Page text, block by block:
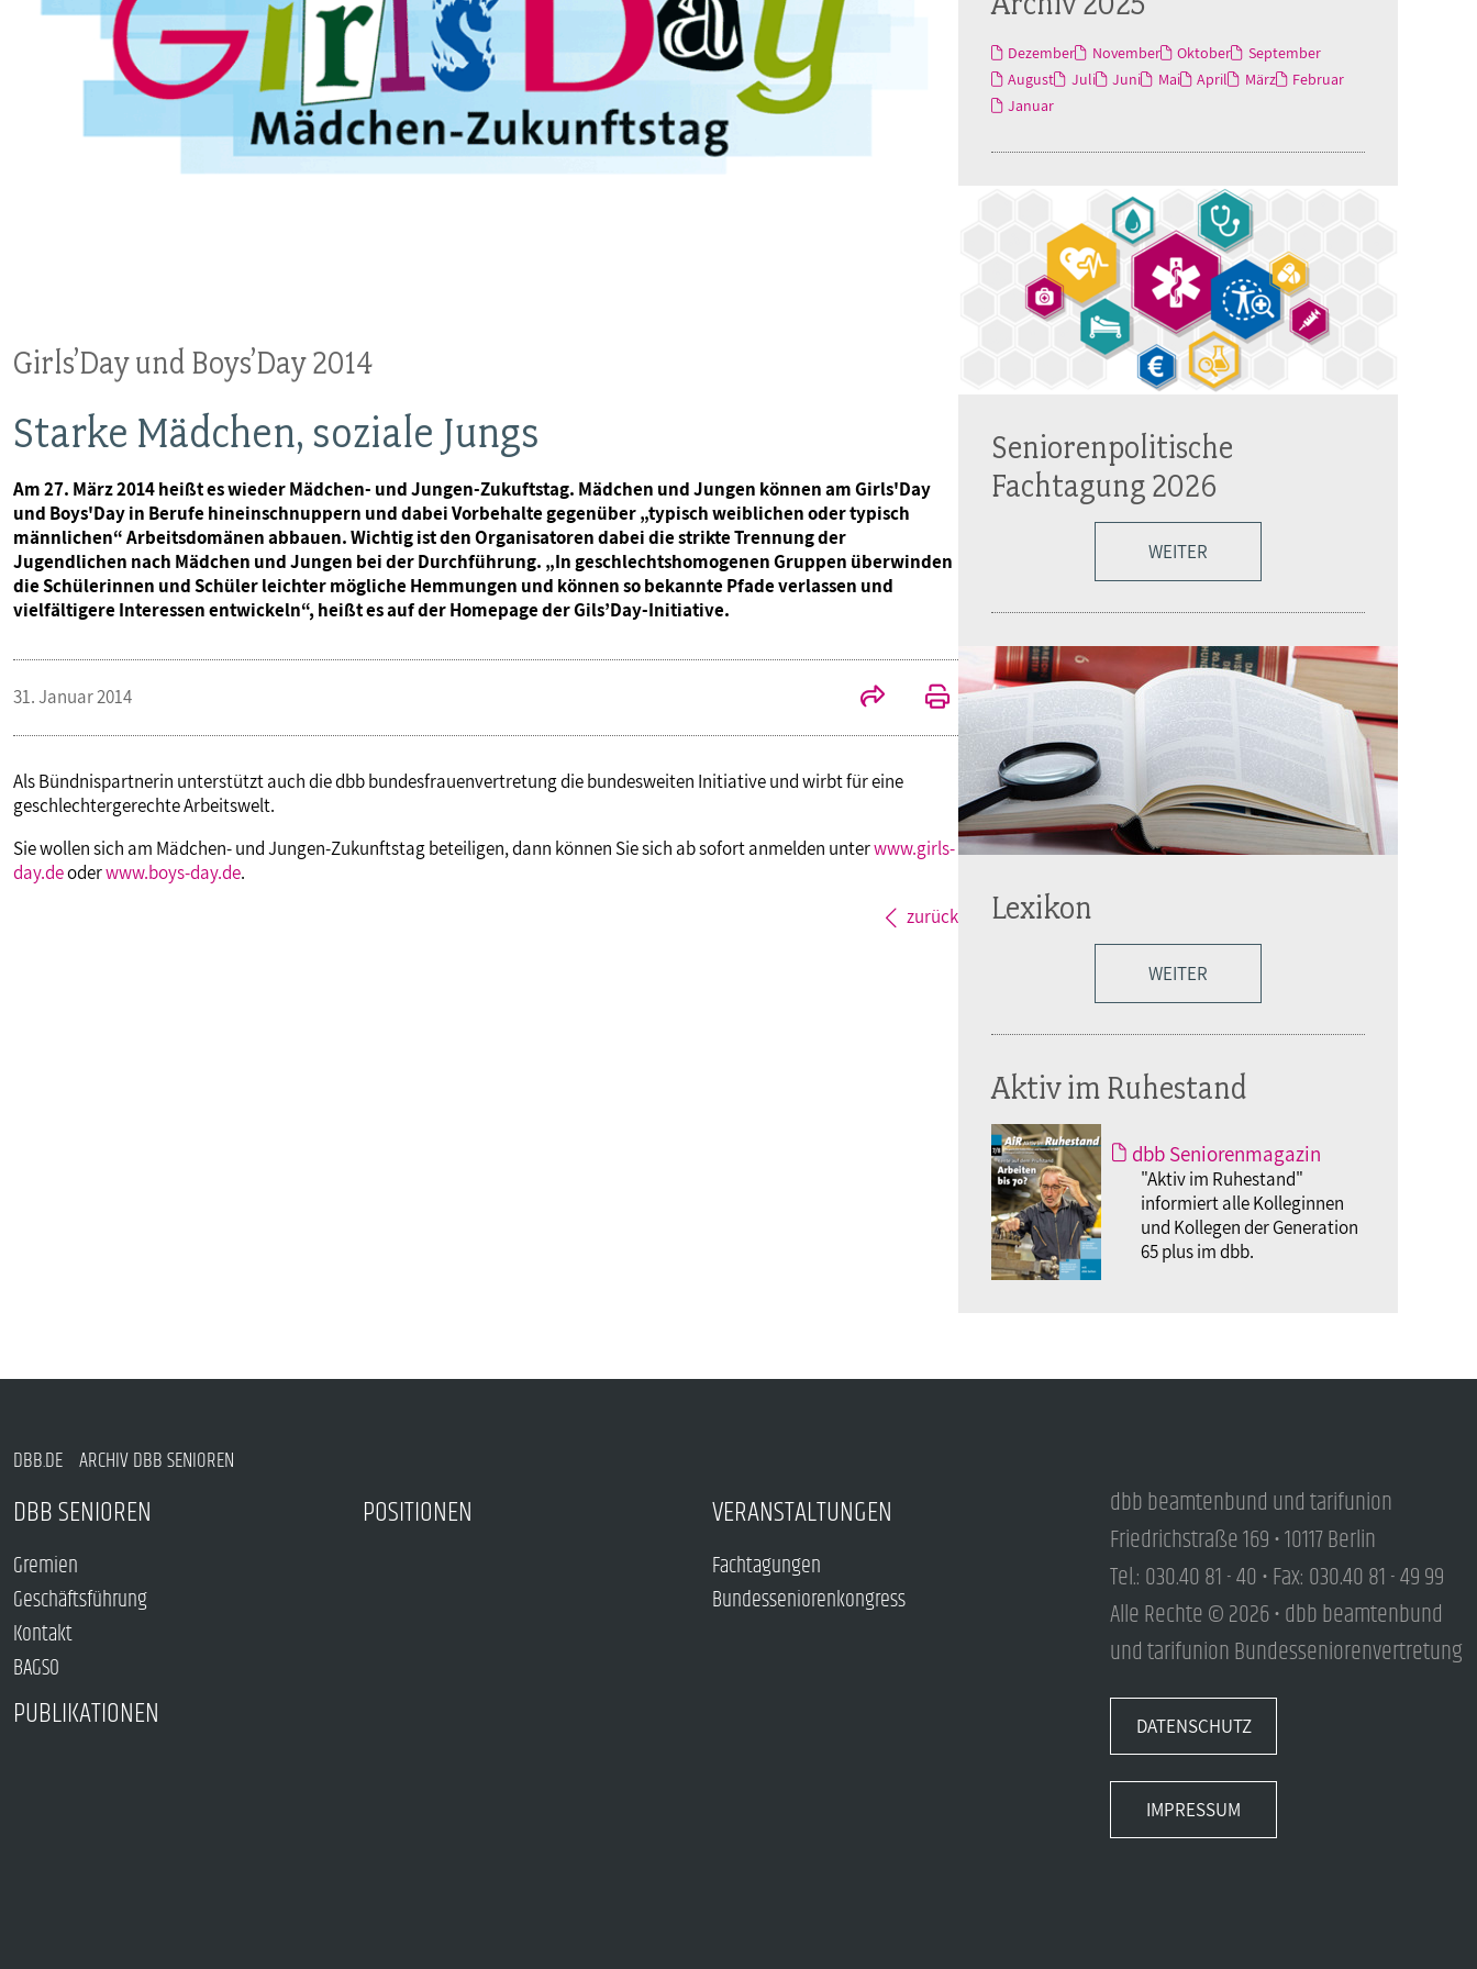
BAGSO
Girls’Day und Boys’Day 2014
Starke Mädchen, soziale Jungs
Am 27. März 2014 heißt es wieder Mädchen- und Jungen-Zukuftstag. Mädchen und Jungen können am Girls'Day
und Boys'Day in Berufe hineinschnuppern und dabei Vorbehalte gegenüber „typisch weiblichen oder typisch
männlichen“ Arbeitsdomänen abbauen. Wichtig ist den Organisatoren dabei die strikte Trennung der
Jugendlichen nach Mädchen und Jungen bei der Durchführung. „In geschlechtshomogenen Gruppen überwinden
die Schülerinnen und Schüler leichter mögliche Hemmungen und können so bekannte Pfade verlassen und
vielfältigere Interessen entwickeln“, heißt es auf der Homepage der Gils’Day-Initiative.
31. Januar 2014
Als Bündnispartnerin unterstützt auch die dbb bundesfrauenvertretung die bundesweiten Initiative und wirbt für eine
geschlechtergerechte Arbeitswelt.
Sie wollen sich am Mädchen- und Jungen-Zukunftstag beteiligen, dann können Sie sich ab sofort anmelden unterwww.girls-
day.deoderwww.boys-day.de.
zurück
Dezember November Oktober
September
August
Juli Juni Mai April März
Februar
Januar
Seniorenpolitische
Fachtagung 2026
WEITER
Lexikon
WEITER
Aktiv im Ruhestand
dbb Seniorenmagazin
"Aktiv im Ruhestand"
informiert alle Kolleginnen
und Kollegen der Generation
65 plus im dbb.
DBB.DE ARCHIV DBB SENIOREN
DBB SENIOREN
Gremien
Geschäftsführung
Kontakt
BAGSO
POSITIONEN VERANSTALTUNGEN
Fachtagungen
Bundesseniorenkongress
PUBLIKATIONEN
dbb beamtenbund und tarifunion
Friedrichstraße 169 • 10117 Berlin
Tel.: 030.40 81 - 40 • Fax: 030.40 81 - 49 99
Alle Rechte © 2026 • dbb beamtenbund
und tarifunion Bundesseniorenvertretung
DATENSCHUTZ
IMPRESSUM